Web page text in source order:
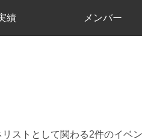
績 メンバー
ストとして関わる2件のイベ